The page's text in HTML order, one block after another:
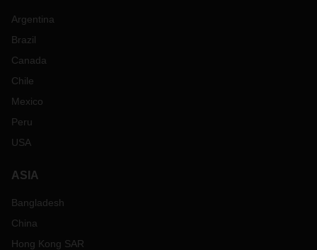
Argentina
Brazil
Canada
Chile
Mexico
Peru
USA
ASIA
Bangladesh
China
Hong Kong SAR